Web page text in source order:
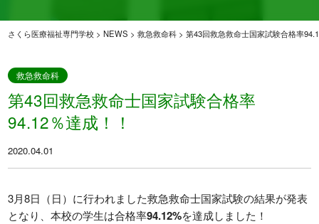
アクセス
救急救命科
学科紹介
臨床工学科
救急救命科
介護福祉科
オープンキャンパス
さくら医療福祉専門学校 >NEWS >救急救命科 >第43回救急救命士国家試験合格率
救急救命科
第43回救急救命士国家試験合格率
94.12％達成！！
2020.04.01
3月8日（日）に行われました救急救命士国家試験の結果が発表
となり、本校の学生は合格率94.12%を達成しました！